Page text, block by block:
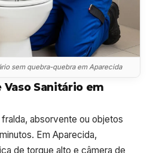
sem quebra-quebra em Aparecida
Sanitário em
absorvente ou objetos
Em Aparecida,
de torque alto e câmera de